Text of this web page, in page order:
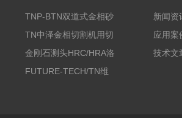
TNP-BTN双道式金相砂
带机/金相研磨机
TN中泽金相切割机用切
削油/金相冷却液
金刚石测头HRC/HRA洛
氏硬度计专用
FUTURE-TECH/TN维
新闻资
应用案
技术文